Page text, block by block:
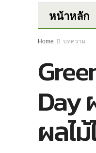
หน้าหลัก
Home บทความ
Day
ผลไ